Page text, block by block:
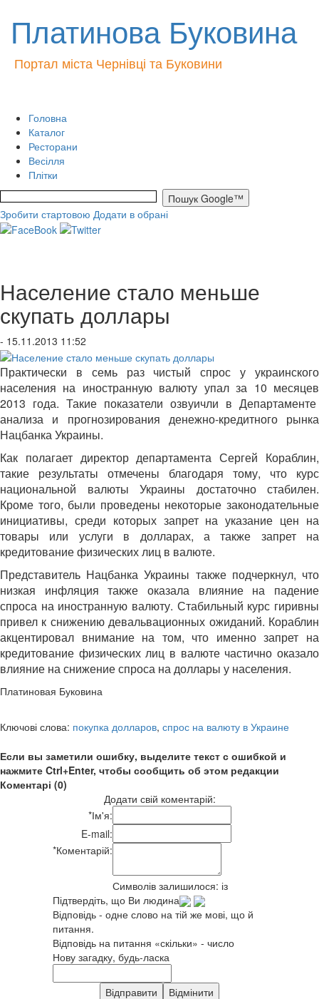
Платинова Буковина
Портал міста Чернівці та Буковини
Головна
Каталог
Ресторани
Весілля
Плітки
Зробити стартовою Додати в обрані
Население стало меньше
скупать доллары
- 15.11.2013 11:52
Практически в семь раз чистый спрос у украинского
населения на иностранную валюту упал за 10 месяцев
2013 года. Такие показатели озвуичли в Департаменте
анализа и прогнозирования денежно-кредитного рынка
Нацбанка Украины.
Как полагает директор департамента Сергей Кораблин,
такие результаты отмечены благодаря тому, что курс
национальной валюты Украины достаточно стабилен.
Кроме того, были проведены некоторые законодательные
инициативы, среди которых запрет на указание цен на
товары или услуги в долларах, а также запрет на
кредитование физических лиц в валюте.
Представитель Нацбанка Украины также подчеркнул, что
низкая инфляция также оказала влияние на падение
спроса на иностранную валюту. Стабильный курс гиривны
привел к снижению девальвационных ожиданий. Кораблин
акцентировал внимание на том, что именно запрет на
кредитование физических лиц в валюте частично оказало
влияние на снижение спроса на доллары у населения.
Платиновая Буковина
Ключові слова: покупка долларов, спрос на валюту в Украине
Если вы заметили ошибку, выделите текст с ошибкой и
нажмите Ctrl+Enter, чтобы сообщить об этом редакции
Коментарі (0)
Додати свій коментарій:
*Ім'я:
E-mail:
*Коментарій:
Символів залишилося: із
Підтвердіть, що Ви людина
Відповідь - одне слово на тій же мові, що й
питання.
Відповідь на питання «скільки» - число
Нову загадку, будь-ласка